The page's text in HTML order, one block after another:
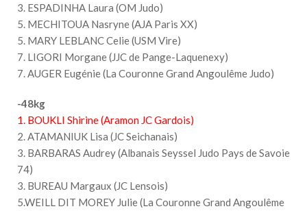
3. ESPADINHA Laura (OM Judo)
5. MECHITOUA Nasryne (AJA Paris XX)
5. MARY LEBLANC Celie (USM Vire)
7. LIGORI Morgane (JJC de Pange-Laquenexy)
7. AUGER Eugénie (La Couronne Grand Angoulême Judo)
-48kg
1. BOUKLI Shirine (Aramon JC Gardois)
2. ATAMANIUK Lisa (JC Seichanais)
3. BARBARAS Audrey (Albanais Seyssel Judo Pays de Savoie
74)
3. BUREAU Margaux (JC Lensois)
5.WEILL DIT MOREY Julie (La Couronne Grand Angoulême